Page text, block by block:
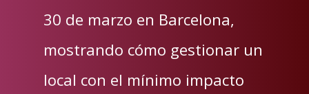
30 de marzo en Barcelona,
mostrando cómo gestionar un
local con el mínimo impacto